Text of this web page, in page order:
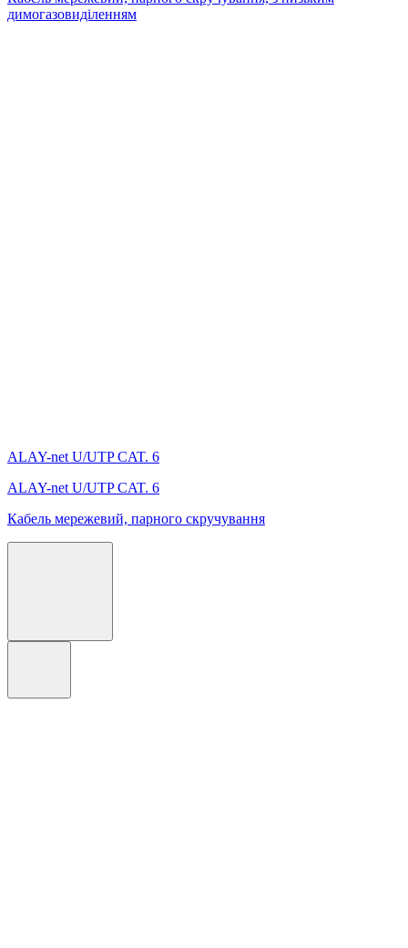
димогазовиділенням
ALAY-net U/UTP CAT. 6
ALAY-net U/UTP CAT. 6
Кабель мережевий, парного скручування